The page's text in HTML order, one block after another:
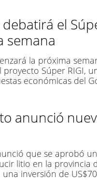
el
semana
la próxima
Súper RIGI,
económicas del
anunció
que se aprobó
litio en la provincia
inversión de